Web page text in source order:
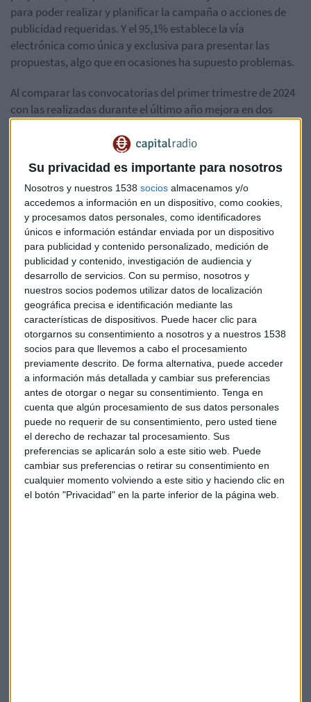
Su privacidad es importante para nosotros
Nosotros y nuestros 1538 socios almacenamos y/o
accedemos a información en un dispositivo, como cookies,
y procesamos datos personales, como identificadores
únicos e información estándar enviada por un dispositivo
para publicidad y contenido personalizado, medición de
publicidad y contenido, investigación de audiencia y
desarrollo de servicios. Con su permiso, nosotros y
nuestros socios podemos utilizar datos de localización
geográfica precisa e identificación mediante las
características de dispositivos. Puede hacer clic para
otorgarnos su consentimiento a nosotros y a nuestros 1538
socios para que llevemos a cabo el procesamiento
previamente descrito. De forma alternativa, puede acceder
a información más detallada y cambiar sus preferencias
antes de otorgar o negar su consentimiento. Tenga en
cuenta que algún procesamiento de sus datos personales
puede no requerir de su consentimiento, pero usted tiene
el derecho de rechazar tal procesamiento. Sus
preferencias se aplicarán solo a este sitio web. Puede
cambiar sus preferencias o retirar su consentimiento en
cualquier momento volviendo a este sitio y haciendo clic en
el botón "Privacidad" en la parte inferior de la página web.
para poder realizar y planificar la campaña o acciones de
publicidad requeridas. Y el 95,1% establece la vía
electrónica como única y exclusiva para presentar las
propuestas, algo que en ocasiones ha supuesto problemas.
Al comparar las convocatorias del primer trimestre de 2024
con las realizadas durante el último año mejora en dos
criterios y empeora en los otros dos. La valoración de la
oferta económica más baja por encima de las propuestas
creativas y técnicas pasa del 63,3% de los concursos en 2023
al 51,3% en el primer trimestre de 2024. Un 45,1% de los
concursos de 2022 establecía un plazo de presentación de
propuestas inferior a tres semanas, y sube hasta el 51,8%
del total en 2024. La exigencia de una alta facturación para
participar aumenta del 84,1% de los concursos del pasado
año al 87,9% en este primer trimestre, el porcentaje más
alto desde que se realiza el Observatorio. Y se mantiene en
un 95,1% del total de los concursos los que exclusivamente
admiten la presentación de las propuestas por la vía
electrónica.
Todas las administraciones incumplen los criterios del
Observatorio en sus convocatorias de concursos. Como
en las anteriores oleadas, se ha establecido un índice de
incumplimiento de los cuatro criterios principales, que va
del 100% en el caso de incumplimiento total, al 0% si se
cumpliesen en todos los concursos. Así, el índice general es
del 64,5% de incumplimiento de los criterios en los
concursos analizados en el primer trimestre de 2024.
La que más los incumple en el primer trimestre de 2024 es la